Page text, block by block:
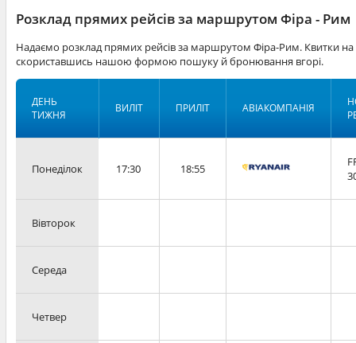
Розклад прямих рейсів за маршрутом Фіра - Рим
Надаємо розклад прямих рейсів за маршрутом Фіра-Рим. Квитки
скориставшись нашою формою пошуку й бронювання вгорі.
ДЕНЬ
ТИЖНЯ
ВИЛІТ ПРИЛІТ АВІАКОМПАНІЯ
Понеділок 17:30 18:55
Вівторок
Середа
Четвер